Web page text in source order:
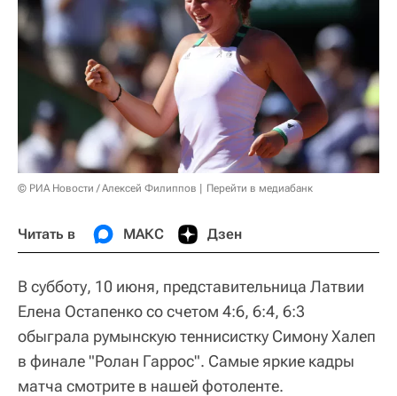
© РИА Новости / Алексей Филиппов Перейти в медиабанк
Читать в МАКС Дзен
В субботу, 10 июня, представительница Латвии
Елена Остапенко со счетом 4:6, 6:4, 6:3
обыграла румынскую теннисистку Симону Халеп
в финале "Ролан Гаррос". Самые яркие кадры
матча смотрите в нашей фотоленте.